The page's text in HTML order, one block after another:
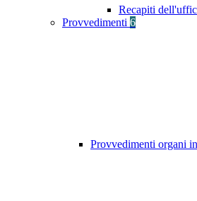
Recapiti
Provvedimenti 6
Provvedimenti organi